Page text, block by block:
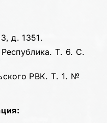
д. 1351.
Т. 6. С.
РВК. Т. 1. №